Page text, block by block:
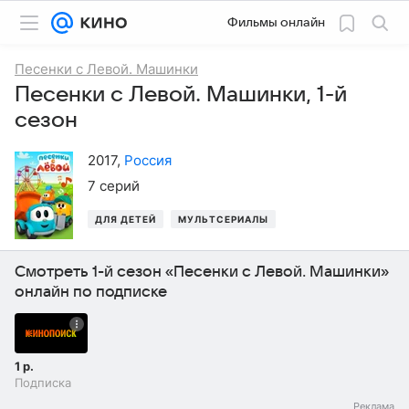
Фильмы онлайн
Песенки с Левой. Машинки
Песенки с Левой. Машинки, 1-й
сезон
2017, Россия
7 серий
ДЛЯ ДЕТЕЙ МУЛЬТСЕРИАЛЫ
Смотреть 1-й сезон «Песенки с Левой. Машинки»
онлайн по подписке
1 р.
Подписка